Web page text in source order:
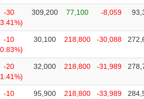
-30
309,200 77,100 -8,059
-10
30,100 218,800 -30,088
-20
32,000 218,800 -31,989
-10
95,900 218,800 -33,989